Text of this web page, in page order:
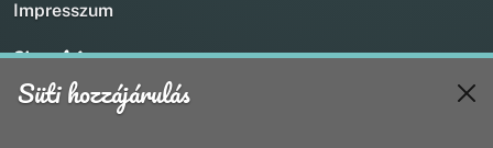
Impresszum
Kapcsolat
+36 20 211 1888
Süti hozzájárulás